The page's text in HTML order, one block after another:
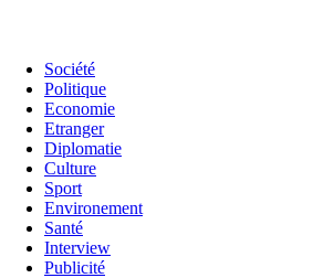
Société
Politique
Economie
Etranger
Diplomatie
Culture
Sport
Environement
Santé
Interview
Publicité